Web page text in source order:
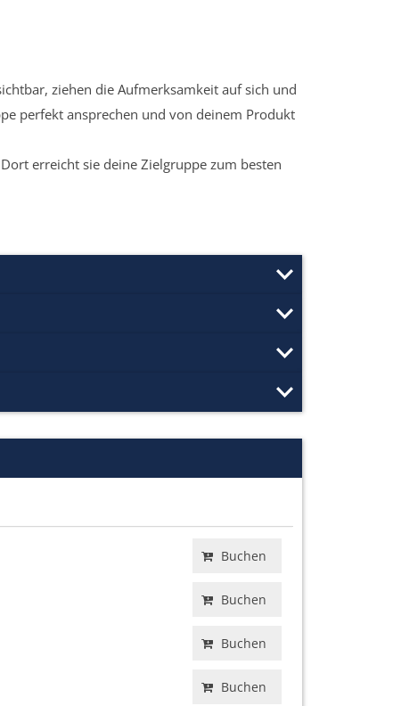
ziehen die Aufmerksamkeit auf sich und
perfekt ansprechen und von deinem Produkt
erreicht sie deine Zielgruppe zum besten
Buchen
Buchen
Buchen
Buchen